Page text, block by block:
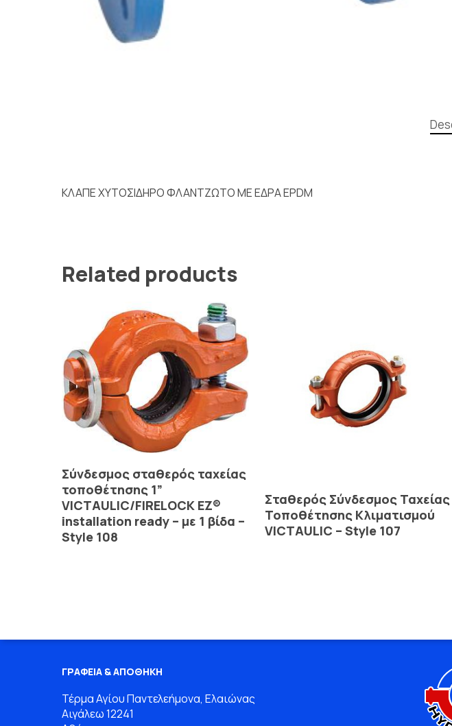
ΚΛΑΠΕ ΧΥΤΟΣΙΔΗΡΟ ΦΛΑΝΤΖΩΤΟ ΜΕ ΕΔΡΑ EPDM
Related products
Read More
Σύνδεσμος σταθερός ταχείας
τοποθέτησης 1”
VICTAULIC/FIRELOCK EZ®
installation ready – με 1 βίδα –
Style 108
Read More
Σταθερός Σύνδεσμος Ταχείας
Τοποθέτησης Κλιματισμού
VICTAULIC – Style 107
ΓΡΑΦΕΙΑ & ΑΠΟΘΗΚΗ
Τέρμα Αγίου Παντελεήμονα, Ελαιώνας
Αιγάλεω 12241